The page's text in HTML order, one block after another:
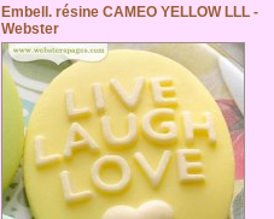
Embell. résine CAMEO YELLOW LLL -
Webster